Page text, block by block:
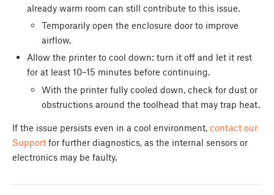
already warm room can still contribute to this issue.
Temporarily open the enclosure door to improve
airflow.
Allow the printer to cool down: turn it off and let it rest
for at least 10–15 minutes before continuing.
With the printer fully cooled down, check for dust or
obstructions around the toolhead that may trap heat.
If the issue persists even in a cool environment, contact our
Support for further diagnostics, as the internal sensors or
electronics may be faulty.